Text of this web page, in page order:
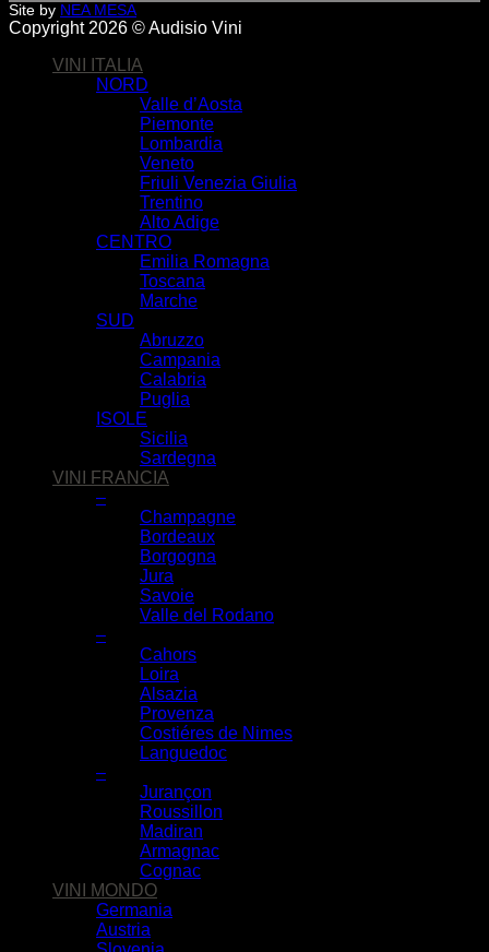
Site by NEA MESA
Copyright 2026 © Audisio Vini
VINI ITALIA
NORD
Valle d’Aosta
Piemonte
Lombardia
Veneto
Friuli Venezia Giulia
Trentino
Alto Adige
CENTRO
Emilia Romagna
Toscana
Marche
SUD
Abruzzo
Campania
Calabria
Puglia
ISOLE
Sicilia
Sardegna
VINI FRANCIA
–
Champagne
Bordeaux
Borgogna
Jura
Savoie
Valle del Rodano
–
Cahors
Loira
Alsazia
Provenza
Costiéres de Nimes
Languedoc
–
Jurançon
Roussillon
Madiran
Armagnac
Cognac
VINI MONDO
Germania
Austria